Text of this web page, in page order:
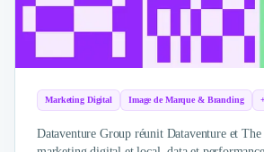
Externalisation Administrative
Direction Financière Externalisée (DAF)
Restructuring
Droit Commercial
Droit du Travail
Propriété Intellectuelle (IP/IT)
Marketing Digital Image de Marque & Branding
Dataventure Group réunit Dataventure et The